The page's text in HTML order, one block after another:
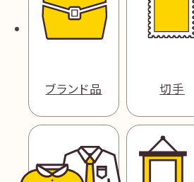
ブランド品 切手